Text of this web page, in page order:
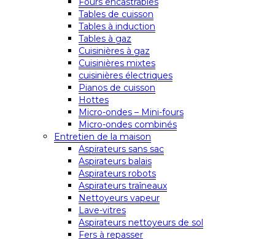
Tables de cuisson
Tables à induction
Tables à gaz
Cuisinières à gaz
Cuisinières mixtes
cuisinières électriques
Pianos de cuisson
Hottes
Micro-ondes – Mini-fours
Micro-ondes combinés
Entretien de la maison
Aspirateurs sans sac
Aspirateurs balais
Aspirateurs robots
Aspirateurs traîneaux
Nettoyeurs vapeur
Lave-vitres
Aspirateurs nettoyeurs de sol
Fers à repasser